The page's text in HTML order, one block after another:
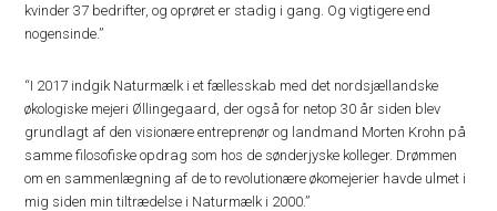
kvinder 37 bedrifter, og oprøret er stadig i gang. Og vigtigere end
nogensinde.”
“I 2017 indgik Naturmælk i et fællesskab med det nordsjællandske
økologiske mejeri Øllingegaard, der også for netop 30 år siden blev
grundlagt af den visionære entreprenør og landmand Morten Krohn på
samme filosofiske opdrag som hos de sønderjyske kolleger. Drømmen
om en sammenlægning af de to revolutionære økomejerier havde ulmet i
mig siden min tiltrædelse i Naturmælk i 2000.”